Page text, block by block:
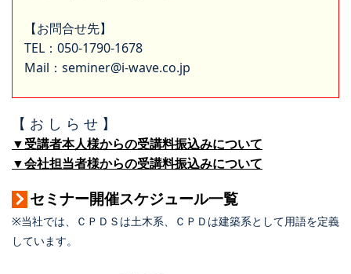
【お問合せ先】
TEL：050-1790-1678
Mail：seminer@i-wave.co.jp
【 お し ら せ 】
▼受講者本人様からの受講料振込みについて
▼会社担当者様からの受講料振込みについて
セミナー開催スケジュール一覧
※当社では、ＣＰＤＳは土木系、ＣＰＤは建築系として用語を定義
しています。